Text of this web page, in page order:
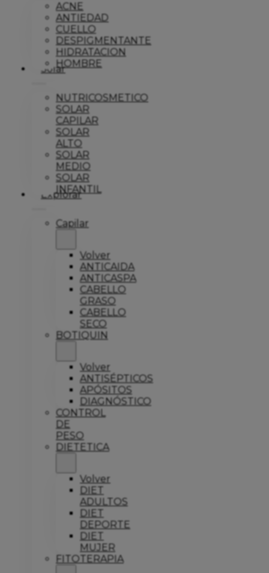
ACNE
ANTIEDAD
CUELLO
DESPIGMENTANTE
HIDRATACION
HOMBRE
Solar
NUTRICOSMETICO
SOLAR
CAPILAR
SOLAR
ALTO
SOLAR
MEDIO
SOLAR
INFANTIL
Explorar
Capilar
Volver
ANTICAIDA
ANTICASPA
CABELLO
GRASO
CABELLO
SECO
BOTIQUIN
Volver
ANTISÉPTICOS
APÓSITOS
DIAGNÓSTICO
CONTROL
DE
PESO
DIETETICA
Volver
DIET
ADULTOS
DIET
DEPORTE
DIET
MUJER
FITOTERAPIA